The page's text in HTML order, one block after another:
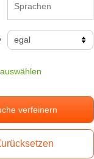
verfeinern